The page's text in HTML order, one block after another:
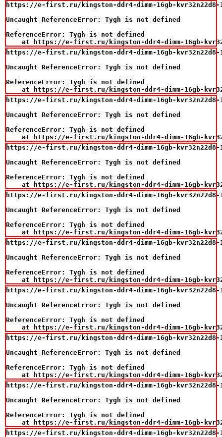
https://e-first.ru/kingston-ddr4-dimm-16gb-kvr32n22d8-
Uncaught ReferenceError: Tygh is not defined
ReferenceError: Tygh is not defined
at https://e-first.ru/kingston-ddr4-dimm-16gb-
https://e-first.ru/kingston-ddr4-dimm-16gb-kvr32n22d8-
Uncaught ReferenceError: Tygh is not defined
ReferenceError: Tygh is not defined
at https://e-first.ru/kingston-ddr4-dimm-16gb-
https://e-first.ru/kingston-ddr4-dimm-16gb-kvr32n22d8-
Uncaught ReferenceError: Tygh is not defined
ReferenceError: Tygh is not defined
at https://e-first.ru/kingston-ddr4-dimm-16gb-
https://e-first.ru/kingston-ddr4-dimm-16gb-kvr32n22d8-
Uncaught ReferenceError: Tygh is not defined
ReferenceError: Tygh is not defined
at https://e-first.ru/kingston-ddr4-dimm-16gb-
https://e-first.ru/kingston-ddr4-dimm-16gb-kvr32n22d8-
Uncaught ReferenceError: Tygh is not defined
ReferenceError: Tygh is not defined
at https://e-first.ru/kingston-ddr4-dimm-16gb-
https://e-first.ru/kingston-ddr4-dimm-16gb-kvr32n22d8-
Uncaught ReferenceError: Tygh is not defined
ReferenceError: Tygh is not defined
at https://e-first.ru/kingston-ddr4-dimm-16gb-
https://e-first.ru/kingston-ddr4-dimm-16gb-kvr32n22d8-
Uncaught ReferenceError: Tygh is not defined
ReferenceError: Tygh is not defined
at https://e-first.ru/kingston-ddr4-dimm-16gb-
https://e-first.ru/kingston-ddr4-dimm-16gb-kvr32n22d8-
Uncaught ReferenceError: Tygh is not defined
ReferenceError: Tygh is not defined
at https://e-first.ru/kingston-ddr4-dimm-16gb-
https://e-first.ru/kingston-ddr4-dimm-16gb-kvr32n22d8-
Uncaught ReferenceError: Tygh is not defined
ReferenceError: Tygh is not defined
at https://e-first.ru/kingston-ddr4-dimm-16gb-
https://e-first.ru/kingston-ddr4-dimm-16gb-kvr32n22d8-